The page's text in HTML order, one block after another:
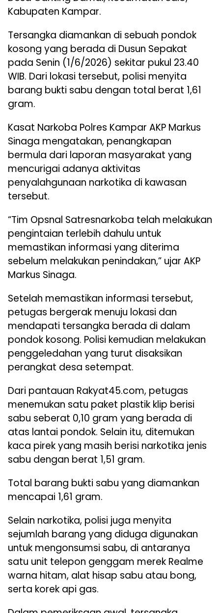
Kabupaten Kampar.
Tersangka diamankan di sebuah pondok
kosong yang berada di Dusun Sepakat
pada Senin (1/6/2026) sekitar pukul 23.40
WIB. Dari lokasi tersebut, polisi menyita
barang bukti sabu dengan total berat 1,61
gram.
Kasat Narkoba Polres Kampar AKP Markus
Sinaga mengatakan, penangkapan
bermula dari laporan masyarakat yang
mencurigai adanya aktivitas
penyalahgunaan narkotika di kawasan
tersebut.
“Tim Opsnal Satresnarkoba telah melakukan
pengintaian terlebih dahulu untuk
memastikan informasi yang diterima
sebelum melakukan penindakan,” ujar AKP
Markus Sinaga.
Setelah memastikan informasi tersebut,
petugas bergerak menuju lokasi dan
mendapati tersangka berada di dalam
pondok kosong. Polisi kemudian melakukan
penggeledahan yang turut disaksikan
perangkat desa setempat.
Dari pantauan Rakyat45.com, petugas
menemukan satu paket plastik klip berisi
sabu seberat 0,10 gram yang berada di
atas lantai pondok. Selain itu, ditemukan
kaca pirek yang masih berisi narkotika jenis
sabu dengan berat 1,51 gram.
Total barang bukti sabu yang diamankan
mencapai 1,61 gram.
Selain narkotika, polisi juga menyita
sejumlah barang yang diduga digunakan
untuk mengonsumsi sabu, di antaranya
satu unit telepon genggam merek Realme
warna hitam, alat hisap sabu atau bong,
serta korek api gas.